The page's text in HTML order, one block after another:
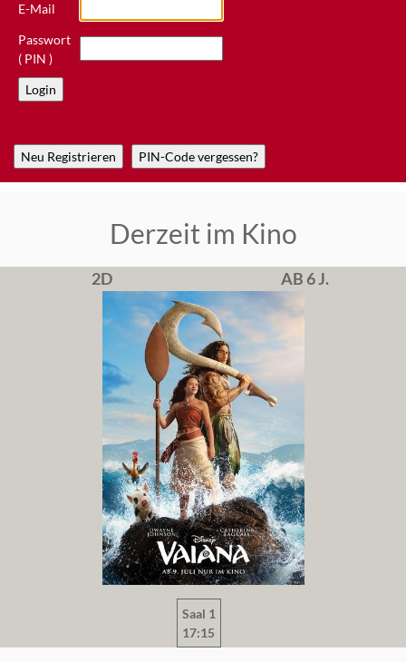
E-Mail
Passwort
( PIN )
Derzeit im Kino
2D AB 6 J.
Saal 1
17:15